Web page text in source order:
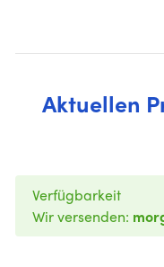
Aktuellen
Verfügbarkeit
Wir versenden: